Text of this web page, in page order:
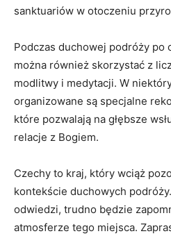
sanktuariów w otoczeniu
Podczas duchowej podróży po
można również skorzystać z
modlitwy ‍i medytacji. W
organizowane są specjalne​
‍które pozwalają ⁢na głębsze
relacje‌ z ‌Bogiem.
Czechy to ‍kraj, który wciąż
kontekście ⁣duchowych
odwiedzi, trudno będzie
atmosferze‌ tego miejsca.